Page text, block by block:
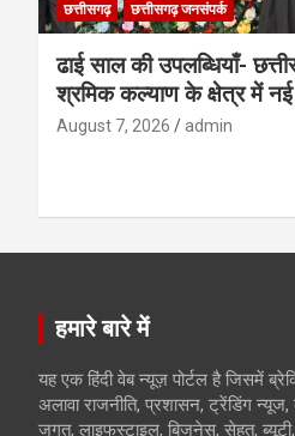
छत्तीसगढ़ छत्तीसगढ़ जनसंपर्क
ढाई साल की उपलब्धियाँ-
श्रमिक कल्याण के क्षेत्र में
August 7, 2026 admin
हमारे बारे में
यह एक हिंदी वेब न्यूज़ पोर्टल है जिसमें
अलावा राजनीति, प्रशासन, ट्रेंडिंग
जगत, लाइफस्टाइल, बिजनेस, सेहत, ब्यूटी,